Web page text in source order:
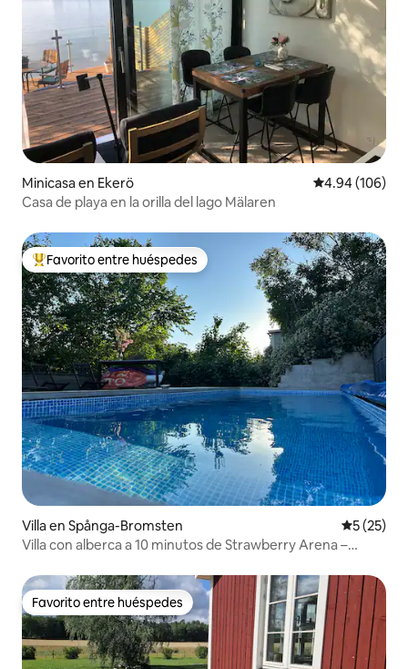
Minicasa en Ekerö Calificación
4.94 (106)
Casa de playa en la orilla del lago Mälaren
De los mejores en Favorito entre huéspedes
Favorito entre huéspedes
Villa en Spånga-Bromsten
5 (25)
Villa con alberca a 10 minutos de Strawberry Arena –
Favorito entre huéspedes
Favorito entre huéspedes